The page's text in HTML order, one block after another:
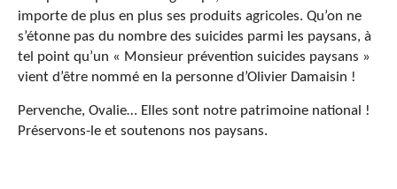
importe de plus en plus ses produits agricoles. Qu’on ne
s’étonne pas du nombre des suicides parmi les paysans, à
tel point qu’un « Monsieur prévention suicides paysans »
vient d’être nommé en la personne d’Olivier Damaisin !
Pervenche, Ovalie… Elles sont notre patrimoine national !
Préservons-le et soutenons nos paysans.